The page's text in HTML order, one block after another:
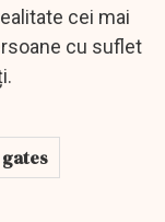
cei mai
cu suflet